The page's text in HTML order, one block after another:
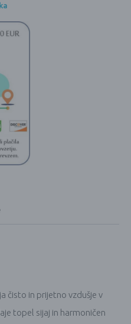
čisto in prijetno vzdušje v
topel sijaj in harmoničen